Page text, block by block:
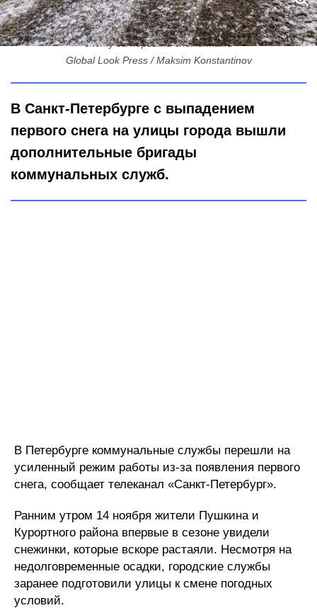
Свыше полутысячи спецмашин вышли на улицы Петербурга на
охоту за первыми снежинками
Global Look Press / Maksim Konstantinov
В Санкт-Петербурге с выпадением
первого снега на улицы города вышли
дополнительные бригады
коммунальных служб.
В Петербурге коммунальные службы перешли на
усиленный режим работы из-за появления первого
снега, сообщает телеканал «Санкт-Петербург».
Ранним утром 14 ноября жители Пушкина и
Курортного района впервые в сезоне увидели
снежинки, которые вскоре растаяли. Несмотря на
недолговременные осадки, городские службы
заранее подготовили улицы к смене погодных
условий.